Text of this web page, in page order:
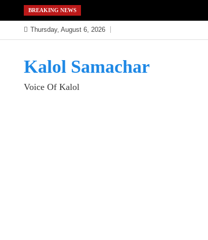
to
content
BREAKING NEWS
Thursday, August 6, 2026
Kalol Samachar
Voice Of Kalol